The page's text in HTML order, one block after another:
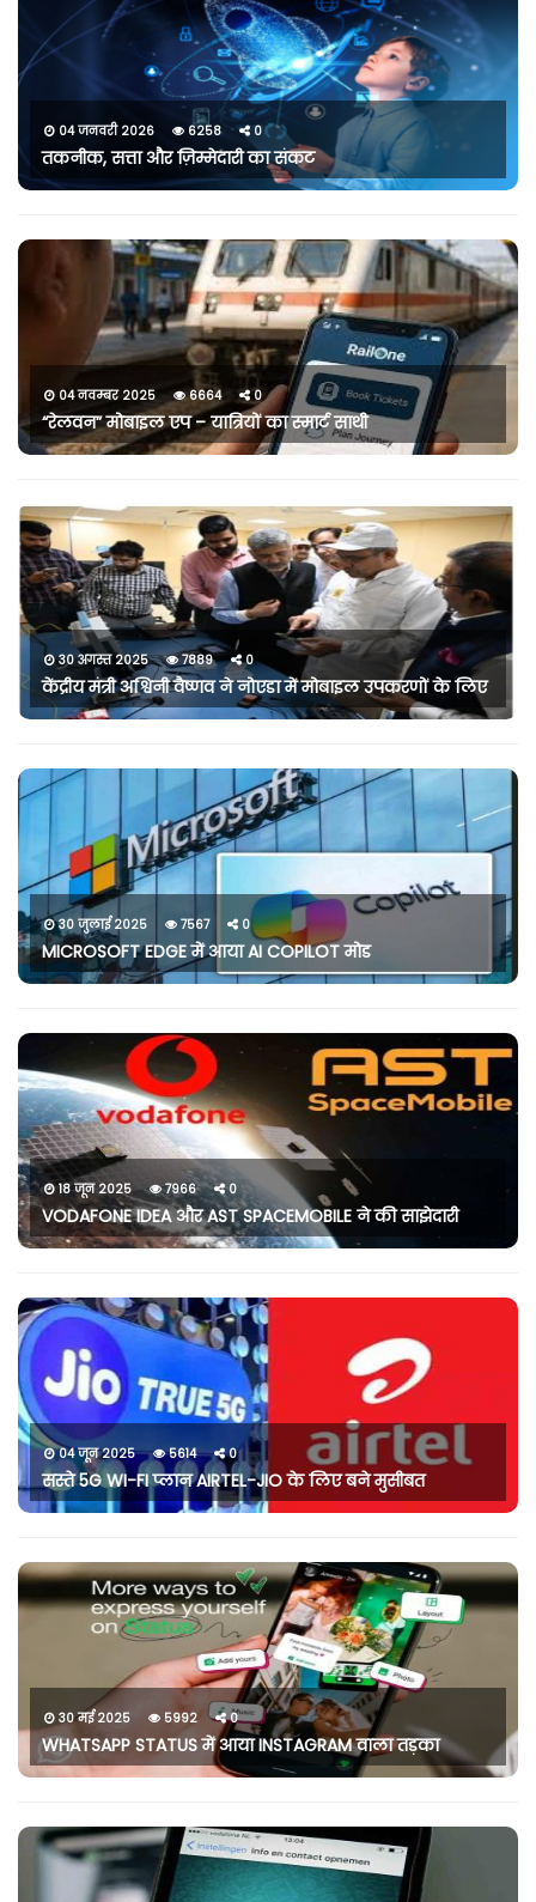
04 जनवरी 2026 6258 0
तकनीक, सत्ता और ज़िम्मेदारी का संकट
04 नवम्बर 2025 6664 0
“रेलवन” मोबाइल एप – यात्रियों का स्मार्ट साथी
30 अगस्त 2025 7889 0
केंद्रीय मंत्री अश्विनी वैष्णव ने नोएडा में मोबाइल उपकरणों के लिए
30 जुलाई 2025 7567 0
MICROSOFT EDGE में आया AI COPILOT मोड
18 जून 2025 7966 0
VODAFONE IDEA और AST SPACEMOBILE ने की साझेदारी
04 जून 2025 5614 0
सस्ते 5G WI-FI प्लान AIRTEL-JIO के लिए बने मुसीबत
30 मई 2025 5992 0
WHATSAPP STATUS में आया INSTAGRAM वाला तड़का